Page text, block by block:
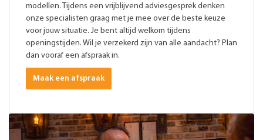
modellen. Tijdens een vrijblijvend adviesgesprek denken
onze specialisten graag met je mee over de beste keuze
voor jouw situatie. Je bent altijd welkom tijdens
openingstijden. Wil je verzekerd zijn van alle aandacht? Plan
dan vooraf een afspraak in.
Maak een afspraak